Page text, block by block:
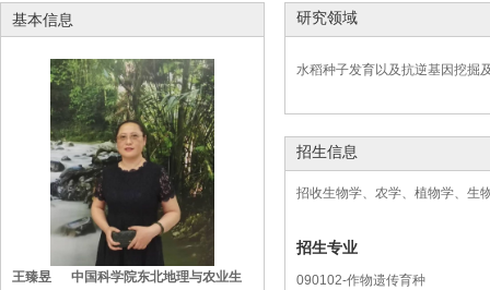
基本信息
王臻昱 中国科学院东北地理与农业生
研究领域
水稻种子发育以及抗逆基因挖掘
招生信息
招收生物学、农学、植物学、生
招生专业
090102-作物遗传育种